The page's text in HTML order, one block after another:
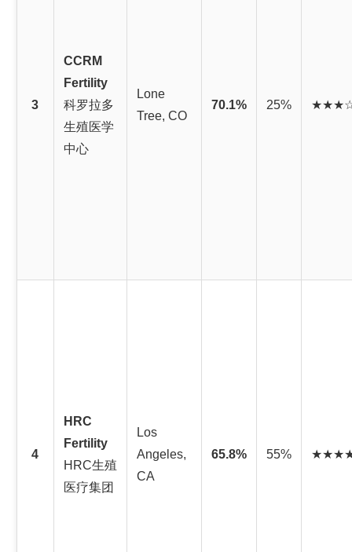
3
CCRM
Fertility
科罗拉多
生殖医学
中心
Lone
Tree, CO
70.1% 25%
4
HRC
Fertility
HRC生殖
医疗集团
Los
Angeles,
CA
65.8% 55%